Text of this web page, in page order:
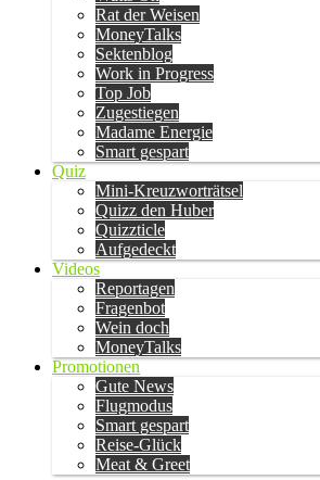
Rat der Weisen
MoneyTalks
Sektenblog
Work in Progress
Top Job
Zugestiegen
Madame Energie
Smart gespart
Quiz
Mini-Kreuzworträtsel
Quizz den Huber
Quizzticle
Aufgedeckt
Videos
Reportagen
Fragenbot
Wein doch
MoneyTalks
Promotionen
Gute News
Flugmodus
Smart gespart
Reise-Glück
Meat & Greet